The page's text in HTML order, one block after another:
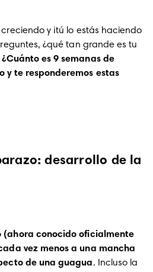
y ¡tú lo estás haciendo
¿qué tan grande es tu
¿Cuánto es 9 semanas de
y te responderemos estas
desarrollo de la
(ahora conocido oficialmente
vez menos a una mancha
de una guagua. Incluso la